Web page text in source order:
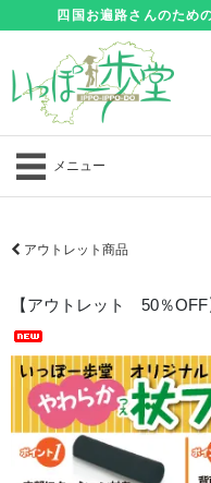
四国お遍路さんのため
メニュー
アウトレット商品
【アウトレット 50％OFF